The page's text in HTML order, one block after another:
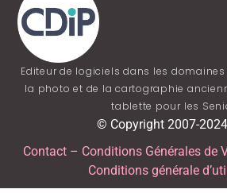
Editeur de logiciels dans les
la photo et de la cartographie
tablette pour les
© Copyright 2007-
Contact– Conditions Générales de
Conditions générale